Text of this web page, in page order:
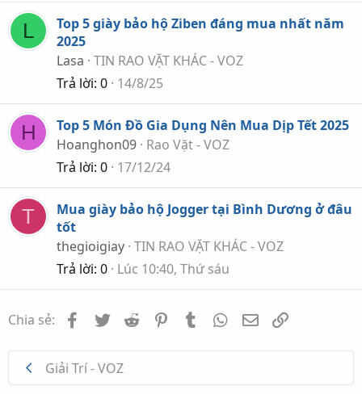
L
Top 5 giày bảo hộ Ziben đáng mua nhất năm
2025
Lasa TIN RAO VẶT KHÁC - VOZ
Trả lời 0 14/8/25
H
Top 5 Món Đồ Gia Dụng Nên Mua Dịp Tết 2025
Hoanghon09 Rao Vặt - VOZ
Trả lời 0 17/12/24
T
Mua giày bảo hộ Jogger tại Bình Dương ở đâu
tốt
thegioigiay TIN RAO VẶT KHÁC - VOZ
Trả lời 0 Lúc 10:40, Thứ sáu
Chia sẻ: Facebook
TwitterReddit PinterestTumblrWhatsApp
Email
Giải Trí - VOZ